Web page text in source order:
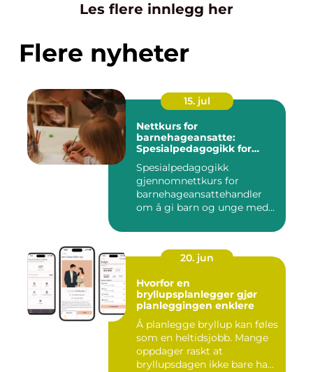
Les flere innlegg her
Flere nyheter
15. jul
Nettkurs for
barnehageansatte:
Spesialpedagogikk for
Spesialpedagogikk
gjennomnettkurs for
barnehageansattehandler
om å gi barn og unge med
20. jun
Hvorfor en
bryllupsplanlegger gjør
planleggingen enklere
Å planlegge bryllup kan føles
som en heltidsjobb. Mange
oppdager raskt at
bryllupsdagen ikke bare ha...